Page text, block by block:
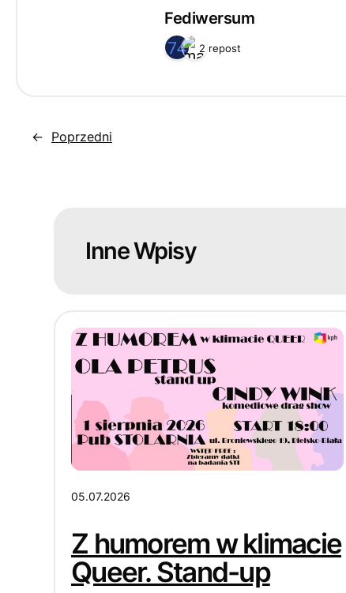
Fediwersum
2 repost
← Poprzedni
Inne Wpisy
05.07.2026
Z humorem w klimacie
Queer. Stand-up